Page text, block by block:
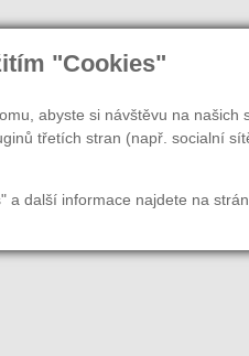
"Cookies"
abyste si návštěvu na
třetích stran (např. socialní
a další informace najdete na